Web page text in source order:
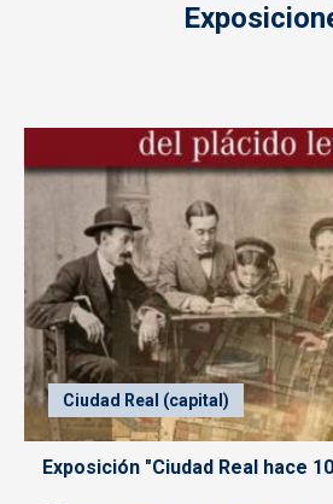
Ciudad Real (capital)
Exposición "Ciudad Real hace